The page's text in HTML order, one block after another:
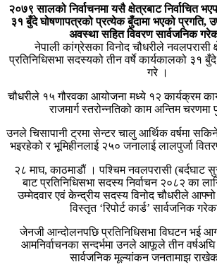
२०७९ सालको निर्वाचनमा यसै क्षेत्रबाट निर्वाचित
३१ बुँदे घोषणापत्रको प्रत्येक बुँदामा भएको प्रगति,
अवस्था सहित विवरण सार्वजनिक
नेपाली कांग्रेसका विनोद चौधरीले नवलपरासी
प्रतिनिधिसभा सदस्यको तीन वर्षे कार्यकालको ३१ बुँदे
गरे ।
चौधरीले १५ गौरवका आयोजना मध्ये १२ कार्यक्रम
राजमार्ग स्तरोन्नतिको काम अन्तिम चरणमा
उनले चिसापानी ट्रमा सेन्टर चालु आर्थिक वर्षमा
भइरहेको र भूमिहीनलाई २५० जनालाई लालपुर्जा
२८ माघ, काठमाडौं । पश्चिम नवलपरासी (बर्दघाट
बाट प्रतिनिधिसभा सदस्य निर्वाचन २०८२ का
उम्मेदवार एवं केन्द्रीय सदस्य विनोद चौधरीले आफ्नो
विस्तृत ‘रिपोर्ट कार्ड’ सार्वजनिक
जेनजी आन्दोलनपछि प्रतिनिधिसभा विघटन भई
आमनिर्वाचनका सन्दर्भमा उनले आफूले तीन वर्षअघि
सार्वजनिक मूल्यांकन जनतामाझ